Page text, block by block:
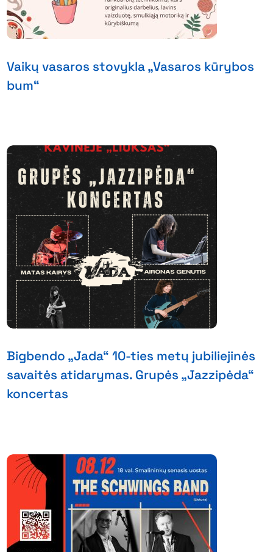
Vaikų vasaros stovykla „Vasaros kūrybos
bum“
Bigbendo „Jada“ 10-ties metų jubiliejinės
savaitės atidarymas. Grupės „Jazzipėda“
koncertas